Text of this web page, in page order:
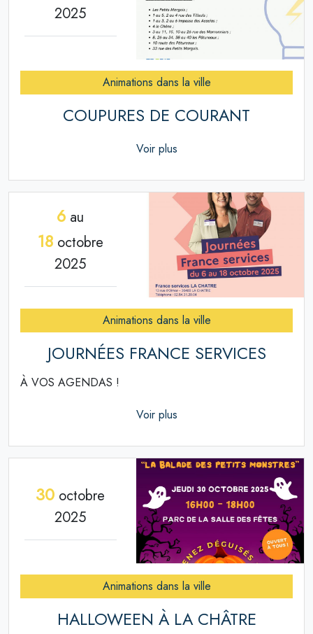
2025
Animations dans la ville
COUPURES DE COURANT
Voir plus
6 au
18octobre
2025
Animations dans la ville
JOURNÉES FRANCE SERVICES
À VOS AGENDAS !
Voir plus
30 octobre
2025
Animations dans la ville
HALLOWEEN À LA CHÂTRE